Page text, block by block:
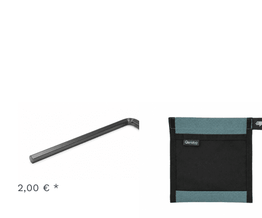
Sechskantschlüssel
Art.-Nr.
S-ALLKY-00-SI004
2,00 € *
Innentasche
rechts QUPA
Plus Mineral